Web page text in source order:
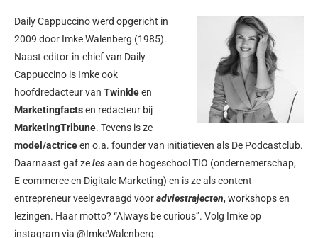
Daily Cappuccino werd opgericht in
2009 door Imke Walenberg (1985).
Naast editor-in-chief van Daily
Cappuccino is Imke ook
hoofdredacteur van Twinkleen
Marketingfactsen redacteur bij
MarketingTribune. Tevens is ze
model/actriceen o.a. founder van initiatieven als De Podcastclub.
Daarnaast gaf zelesaan de hogeschool TIO (ondernemerschap,
E-commerce en Digitale Marketing) en is ze als content
entrepreneur veelgevraagd vooradviestrajecten, workshops en
lezingen. Haar motto? “Always be curious”. Volg Imke op
instagram via @ImkeWalenberg